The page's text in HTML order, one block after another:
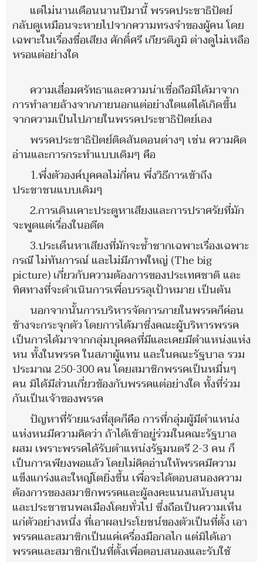
แต่ไม่นานเดือนนานปีมานี้ พรรคประชาธิปัตย์
กลับดูเหมือนจะหายไปจากความทรงจำของผู้คน โดย
เฉพาะในเรื่องชื่อเสียง ศักดิ์ศรี เกียรติภูมิ ต่างดูไม่เหลือ
หรอแต่อย่างใด
ความเสื่อมศรัทธาและความน่าเชื่อถือมิได้มาจาก
การทำลายล้างจากภายนอกแต่อย่างใดแต่ได้เกิดขึ้น
จากความเป็นไปภายในพรรคประชาธิปัตย์เอง
พรรคประชาธิปัตย์ติดสันดอนต่างๆ เช่น ความคิด
อ่านและการกระทำแบบเดิมๆ คือ
1.พึ่งตัวองค์บุคคลไม่กี่คน พึ่งวิธีการเข้าถึง
ประชาชนแบบเดิมๆ
2.การเดินเคาะประตูหาเสียงและการปราศรัยที่มัก
จะพูดแต่เรื่องในอดีต
3.ประเด็นหาเสียงที่มักจะซ้ำซากเฉพาะเรื่องเฉพาะ
กรณี ไม่ทันการณ์ และไม่มีภาพใหญ่ (The big
picture) เกี่ยวกับความต้องการของประเทศชาติ และ
ทิศทางที่จะดำเนินการเพื่อบรรลุเป้าหมาย เป็นต้น
นอกจากนั้นการบริหารจัดการภายในพรรคก็ค่อน
ข้างจะกระจุกตัว โดยการได้มาซึ่งคณะผู้บริหารพรรค
เป็นการได้มาจากกลุ่มบุคคลที่มีและเคยมีตำแหน่งแห่ง
หน ทั้งในพรรค ในสภาผู้แทน และในคณะรัฐบาล รวม
ประมาณ 250-300 คน โดยสมาชิกพรรคเป็นหมื่นๆ
คน มิได้มีส่วนเกี่ยวข้องกับพรรคแต่อย่างใด ทั้งที่ร่วม
กันเป็นเจ้าของพรรค
ปัญหาที่ร้ายแรงที่สุดก็คือ การที่กลุ่มผู้มีตำแหน่ง
แห่งหนมีความคิดว่า ถ้าได้เข้าอยู่ร่วมในคณะรัฐบาล
ผสม เพราะพรรคได้รับตำแหน่งรัฐมนตรี 2-3 คน ก็
เป็นการเพียงพอแล้ว โดยไม่คิดอ่านให้พรรคมีความ
แข็งแกร่งและใหญ่โตยิ่งขึ้น เพื่อจะได้ตอบสนองความ
ต้องการของสมาชิกพรรคและผู้ลงคะแนนสนับสนุน
และประชาชนพลเมืองโดยทั่วไป ซึ่งถือเป็นความเห็น
แก่ตัวอย่างหนึ่ง ที่เอาผลประโยชน์ของตัวเป็นที่ตั้ง เอา
พรรคและสมาชิกเป็นแค่เครื่องมือกลไก แต่มิได้เอา
พรรคและสมาชิกเป็นที่ตั้งเพื่อตอบสนองและรับใช้